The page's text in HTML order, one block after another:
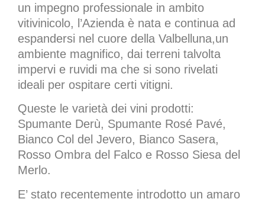
un impegno professionale in ambito
vitivinicolo, l’Azienda è nata e continua ad
espandersi nel cuore della Valbelluna,un
ambiente magnifico, dai terreni talvolta
impervi e ruvidi ma che si sono rivelati
ideali per ospitare certi vitigni.
Queste le varietà dei vini prodotti:
Spumante Derù, Spumante Rosé Pavé,
Bianco Col del Jevero, Bianco Sasera,
Rosso Ombra del Falco e Rosso Siesa del
Merlo.
E’ stato recentemente introdotto un amaro